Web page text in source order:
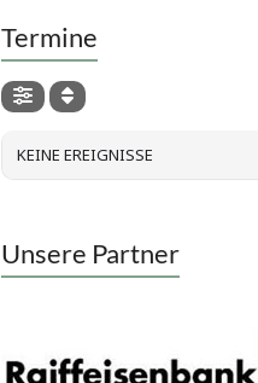
Termine
KEINE EREIGNISSE
Unsere Partner